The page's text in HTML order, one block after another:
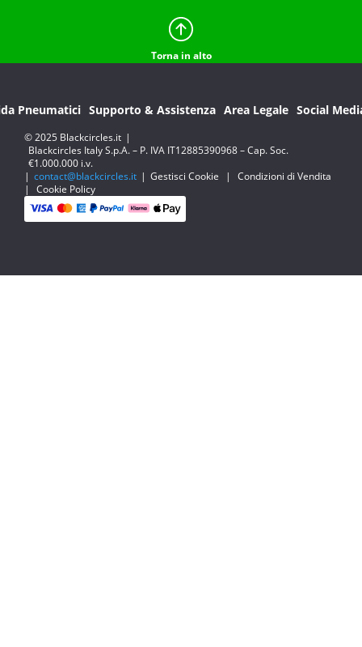
Torna in alto
Pneumatici Supporto & Assistenza Area Legale Social
© 2025 Blackcircles.it |
Blackcircles Italy S.p.A. – P. IVA IT12885390968 – Cap. Soc.
€1.000.000 i.v.
| contact@blackcircles.it | Gestisci Cookie |
Condizioni di Vendita
|
Cookie Policy